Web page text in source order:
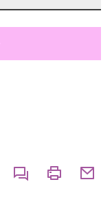
CommenterImprimer